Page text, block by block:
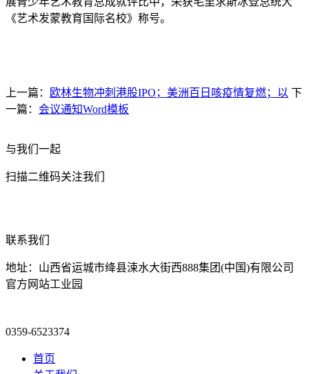
《艺术发蒙教育国际名校》称号。
上一篇： 欧林生物冲刺港股IPO；美洲百日咳疫情复燃；以 下
一篇： 会议通知Word模板
与我们一起
扫描二维码关注我们
联系我们
地址：山西省运城市绛县涑水大街西888集团(中国)有限公司
官方网站工业园
0359-6523374
首页